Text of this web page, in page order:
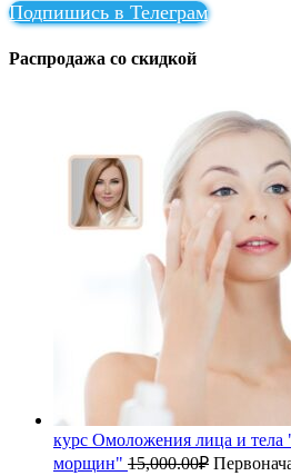
Подпишись в Телеграм
Распродажа со скидкой
курс Омоложения лица и тела
морщин" 15,000.00₽